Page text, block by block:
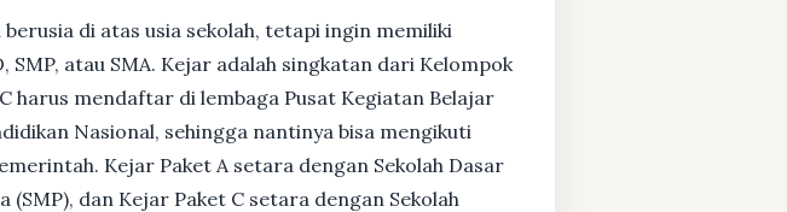
di atas usia sekolah, tetapi ingin memiliki
atau SMA. Kejar adalah singkatan dari Kelompok
harus mendaftar di lembaga Pusat Kegiatan Belajar
Nasional, sehingga nantinya bisa mengikuti
Kejar Paket A setara dengan Sekolah Dasar
dan Kejar Paket C setara dengan Sekolah